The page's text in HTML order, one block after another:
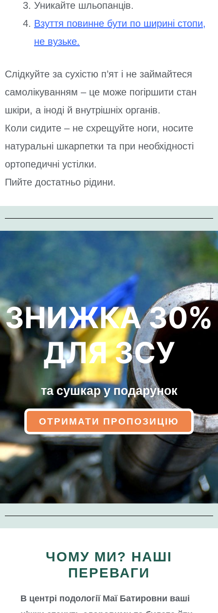
Уникайте шльопанців.
Взуття повинне бути по ширині стопи,
не вузьке.
Слідкуйте за сухістю п’ят і не займайтеся
самолікуванням – це може погіршити стан
шкіри, а іноді й внутрішніх органів.
Коли сидите – не схрещуйте ноги, носите
натуральні шкарпетки та при необхідності
ортопедичні устілки.
Пийте достатньо рідини.
ЗНИЖКА З0%
ДЛЯ ЗСУ
та сушкар у подарунок
ОТРИМАТИ ПРОПОЗИЦІЮ
ЧОМУ МИ? НАШІ
ПЕРЕВАГИ
В центрі подології Маї Батировни ваші